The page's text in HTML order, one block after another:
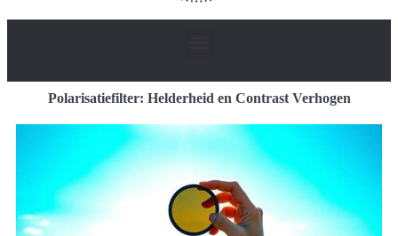
Polarisatiefilter: Helderheid en Contrast Verhogen